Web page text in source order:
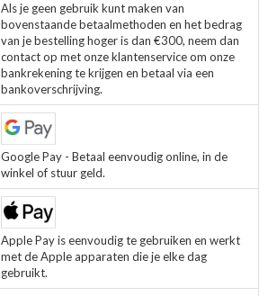
Als je geen gebruik kunt maken van
bovenstaande betaalmethoden en het bedrag
van je bestelling hoger is dan €300, neem dan
contact op met onze klantenservice om onze
bankrekening te krijgen en betaal via een
bankoverschrijving.
Google Pay - Betaal eenvoudig online, in de
winkel of stuur geld.
Apple Pay is eenvoudig te gebruiken en werkt
met de Apple apparaten die je elke dag
gebruikt.